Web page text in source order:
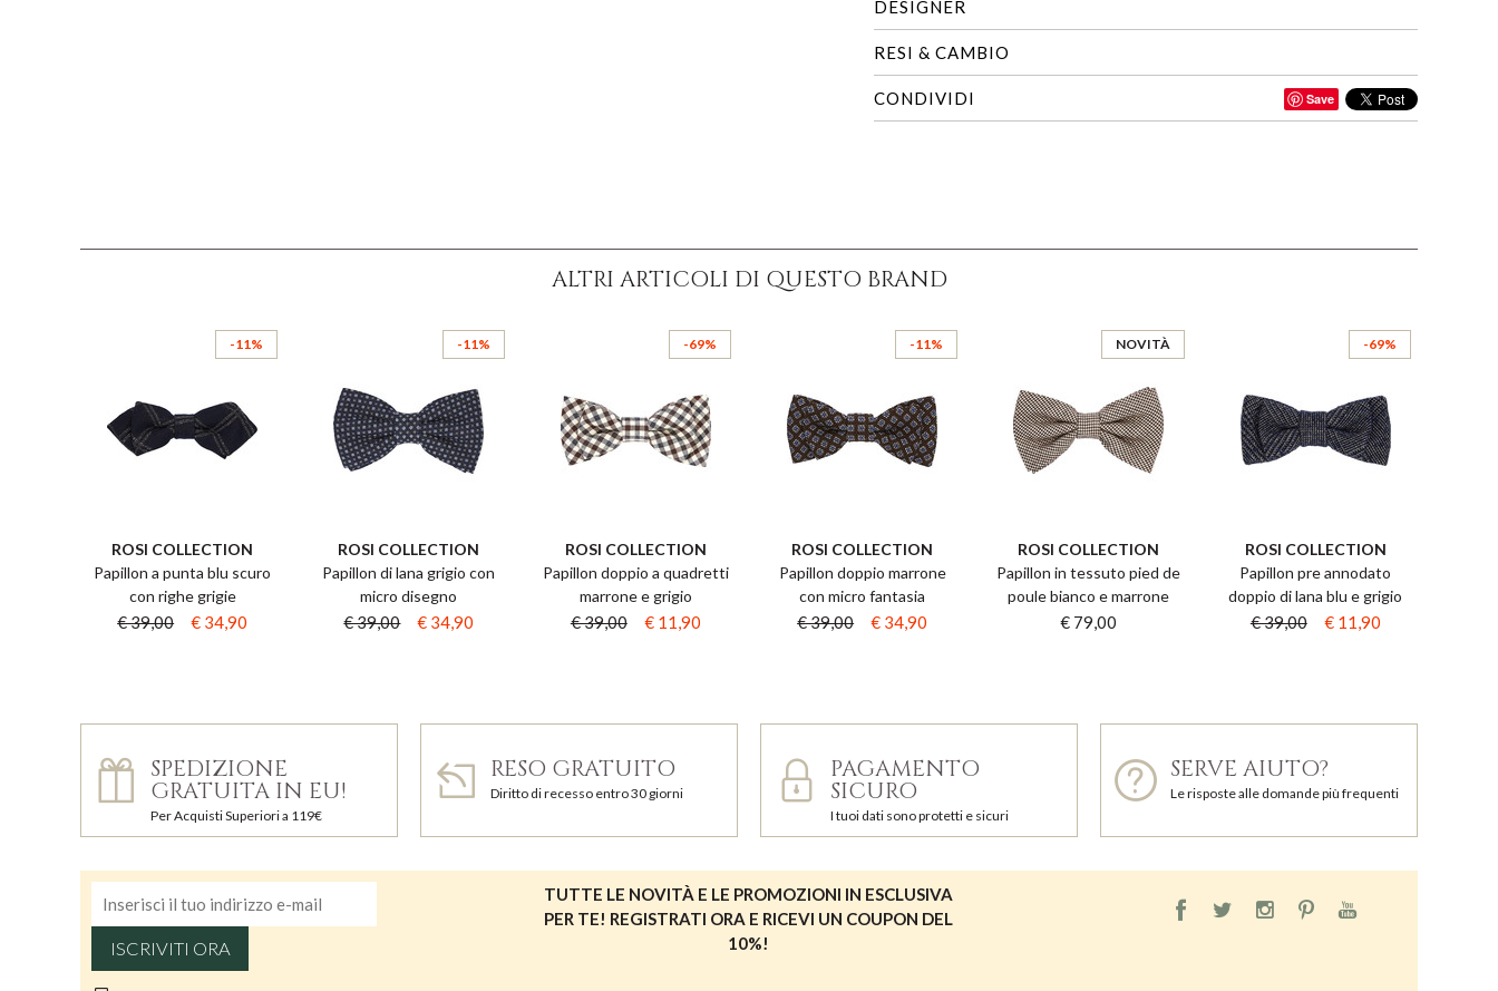
DESIGNER
RESI & CAMBIO
CONDIVIDI Save
ALTRI ARTICOLI DI QUESTO BRAND
-11%
ROSI COLLECTION
Papillon a punta blu scuro
con righe grigie
€ 39,00 € 34,90
-11%
ROSI COLLECTION
Papillon di lana grigio con
micro disegno
€ 39,00 € 34,90
-69%
ROSI COLLECTION
Papillon doppio a quadretti
marrone e grigio
€ 39,00 € 11,90
-11%
ROSI COLLECTION
Papillon doppio marrone
con micro fantasia
€ 39,00 € 34,90
NOVITÀ
ROSI COLLECTION
Papillon in tessuto pied de
poule bianco e marrone
€ 79,00
-69%
ROSI COLLECTION
Papillon pre annodato
doppio di lana blu e grigio
€ 39,00 € 11,90
SPEDIZIONE
GRATUITA IN EU!
Per Acquisti Superiori a 119€
RESO GRATUITO
Diritto di recesso entro 30 giorni
PAGAMENTO
SICURO
I tuoi dati sono protetti e sicuri
SERVE AIUTO?
Le risposte alle domande più frequenti
ISCRIVITI ORA
TUTTE LE NOVITÀ E LE PROMOZIONI IN ESCLUSIVA
PER TE! REGISTRATI ORA E RICEVI UN COUPON DEL
10%!